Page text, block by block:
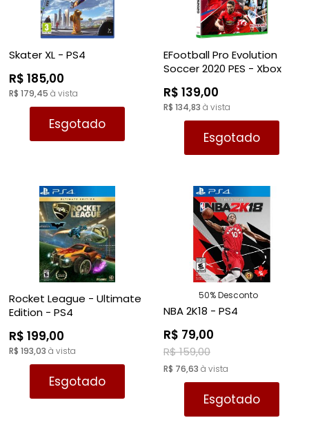
Skater XL - PS4
R$ 185,00
R$ 179,45 à vista
Esgotado
EFootball Pro Evolution
Soccer 2020 PES - Xbox
R$ 139,00
R$ 134,83 à vista
Esgotado
Rocket League - Ultimate
Edition - PS4
R$ 199,00
R$ 193,03 à vista
Esgotado
50% Desconto
NBA 2K18 - PS4
R$ 79,00
R$ 159,00
R$ 76,63 à vista
Esgotado